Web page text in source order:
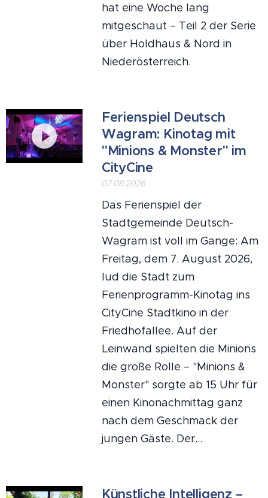
hat eine Woche lang
mitgeschaut – Teil 2 der Serie
über Holdhaus & Nord in
Niederösterreich.
Ferienspiel Deutsch
Wagram: Kinotag mit
"Minions & Monster" im
CityCine
07.08.2026
Das Ferienspiel der
Stadtgemeinde Deutsch-
Wagram ist voll im Gange: Am
Freitag, dem 7. August 2026,
lud die Stadt zum
Ferienprogramm-Kinotag ins
CityCine Stadtkino in der
Friedhofallee. Auf der
Leinwand spielten die Minions
die große Rolle – "Minions &
Monster" sorgte ab 15 Uhr für
einen Kinonachmittag ganz
nach dem Geschmack der
jungen Gäste. Der...
Künstliche Intelligenz –